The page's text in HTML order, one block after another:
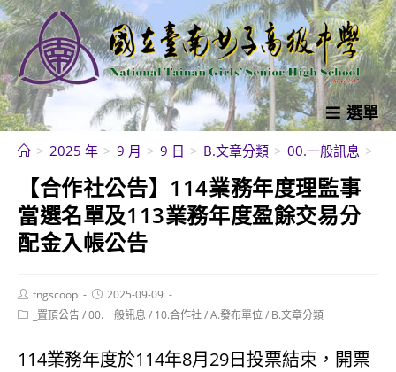
跳
轉
至
主
要
內
選單
> 2025 年 > 9 月 > 9 日 > B.文章分類 > 00.一般訊息 >
【合作社公告】114業務年度理監事
當選名單及113業務年度盈餘交易分
配金入帳公告
Post
author:
tngscoop
Post
published:
2025-09-09
Post _置頂公告/00.一般訊息 / 10.合作社/A.發布單位/ B.文章分類
114業務年度於114年8月29日投票結束，開票